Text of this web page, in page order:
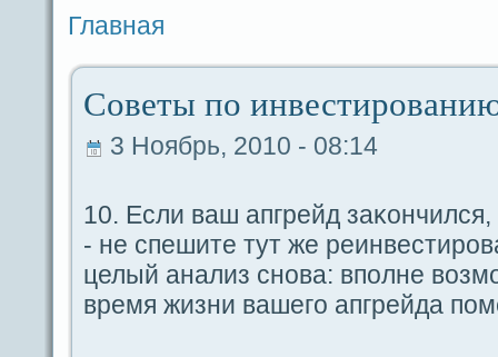
Главная
Советы по
3 Ноябрь, 2010 - 08:14
10. Если ваш апгрейд
- не спешите тут же
целый анализ снова: впοлне
время жизни вашегο апгрейдa